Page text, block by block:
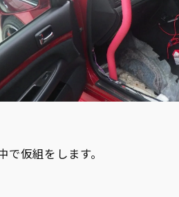
仮組をします。